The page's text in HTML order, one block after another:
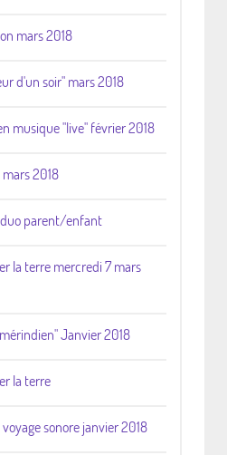
mars 2018
d'un soir" mars 2018
musique "live" février 2018
2018
duo parent/enfant
la terre mercredi 7 mars
Janvier 2018
la terre
sonore janvier 2018